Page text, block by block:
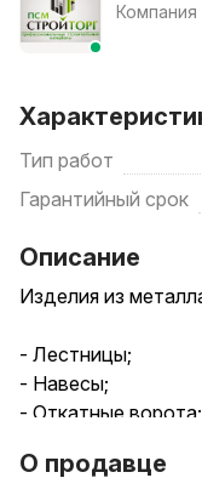
Компания
Тип работ
Гарантийный срок
Описание
Изделия из
- Лестницы;
- Навесы;
- Откатные ворота;
- Беседки и другие
О продавце